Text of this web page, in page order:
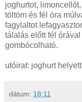
joghurtot,
töltöm és fél óra
fagylaltot
tálalás előtt fél
gombócolható.
utóirat: joghurt
dátum: 18:11